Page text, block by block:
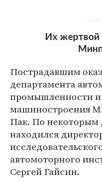
Их жертвой
Пострадавшим
департамента
промышленности
машиностроения
Пак. По
находился
автомоторного
Сергей Гайсин.